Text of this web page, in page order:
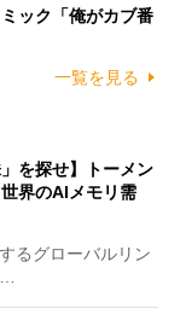
ック「俺がカブ番
一覧を見る
を探せ】トーメン
界のAIメモリ需
るグローバルリン
…